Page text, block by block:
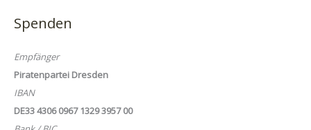
Spenden
Empfänger
Piratenpartei Dresden
IBAN
DE33 4306 0967 1329 3957 00